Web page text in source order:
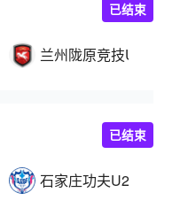
兰州陇原竞技U20
已结束
石家庄功夫U20
已结束